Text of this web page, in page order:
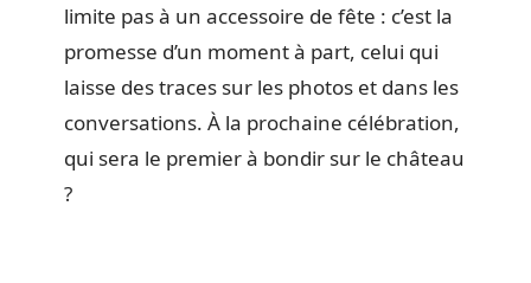
limite pas à un accessoire de fête : c’est la
promesse d’un moment à part, celui qui
laisse des traces sur les photos et dans les
conversations. À la prochaine célébration,
qui sera le premier à bondir sur le château
?